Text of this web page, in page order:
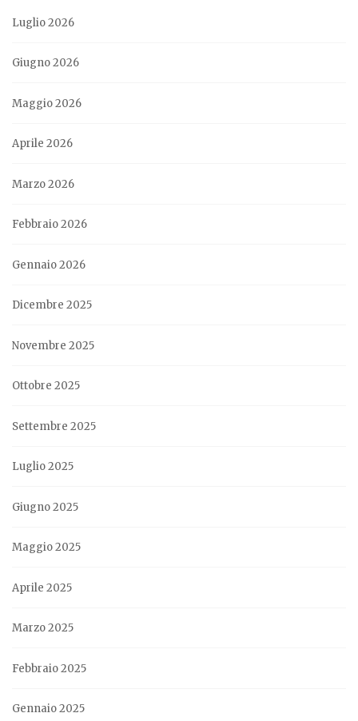
Luglio 2026
Giugno 2026
Maggio 2026
Aprile 2026
Marzo 2026
Febbraio 2026
Gennaio 2026
Dicembre 2025
Novembre 2025
Ottobre 2025
Settembre 2025
Luglio 2025
Giugno 2025
Maggio 2025
Aprile 2025
Marzo 2025
Febbraio 2025
Gennaio 2025